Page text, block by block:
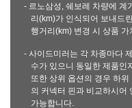
- 르노삼성, 쉐보레 차량에 계
리(km)가 인식되어 보내드
행거리(km) 변경 시 상품
- 사이드미러는 각 차종마다
수가 있으니 동일한 제품인
또한 상위 옵션의 경우 하
의 커넥터 핀과 비교하시어
가능합니다.